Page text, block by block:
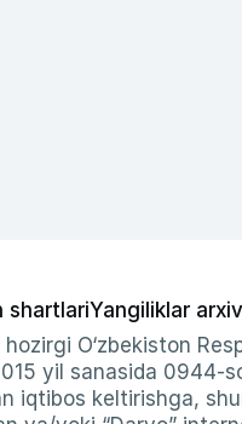
shartlariYangiliklar
O‘zbekiston
yil sanasida 0944-
iqtibos keltirishga,